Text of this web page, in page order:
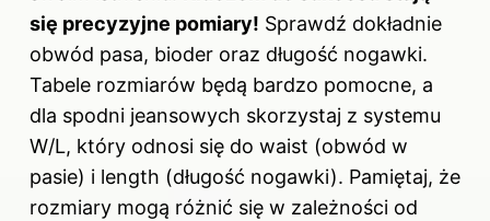
się precyzyjne pomiary! Sprawdź dokładnie
obwód pasa, bioder oraz długość nogawki.
Tabele rozmiarów będą bardzo pomocne, a
dla spodni jeansowych skorzystaj z systemu
W/L, który odnosi się do waist (obwód w
pasie) i length (długość nogawki). Pamiętaj, że
rozmiary mogą różnić się w zależności od